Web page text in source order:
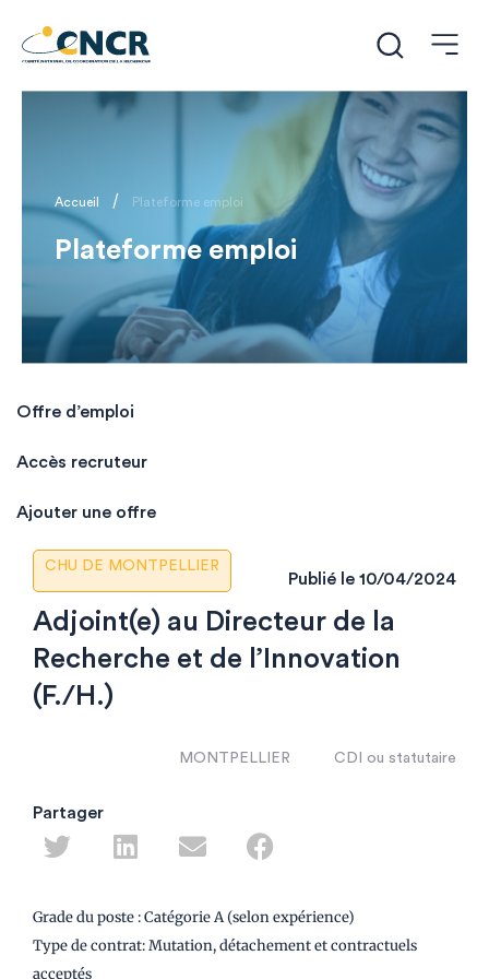
Accueil / Plateforme emploi
Plateforme emploi
Offre d’emploi
Accès recruteur
Ajouter une offre
CHU DE MONTPELLIER
Publié le 10/04/2024
Adjoint(e) au Directeur de la
Recherche et de l’Innovation
(F./H.)
MONTPELLIER CDI ou statutaire
Partager
Grade du poste : Catégorie A (selon expérience)
Type de contrat: Mutation, détachement et contractuels
acceptés